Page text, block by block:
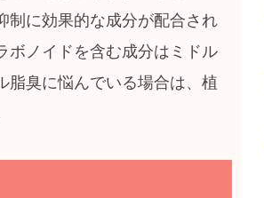
制に効果的な成分が配合され
ボノイドを含む成分はミドル
脂臭に悩んでいる場合は、植